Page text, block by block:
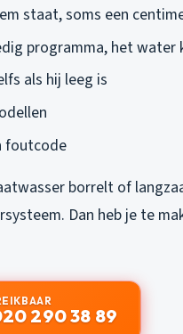
staat, soms een
programma, het water
als hij leeg is
foutcode
borrelt of
Dan heb je te
290 38 89